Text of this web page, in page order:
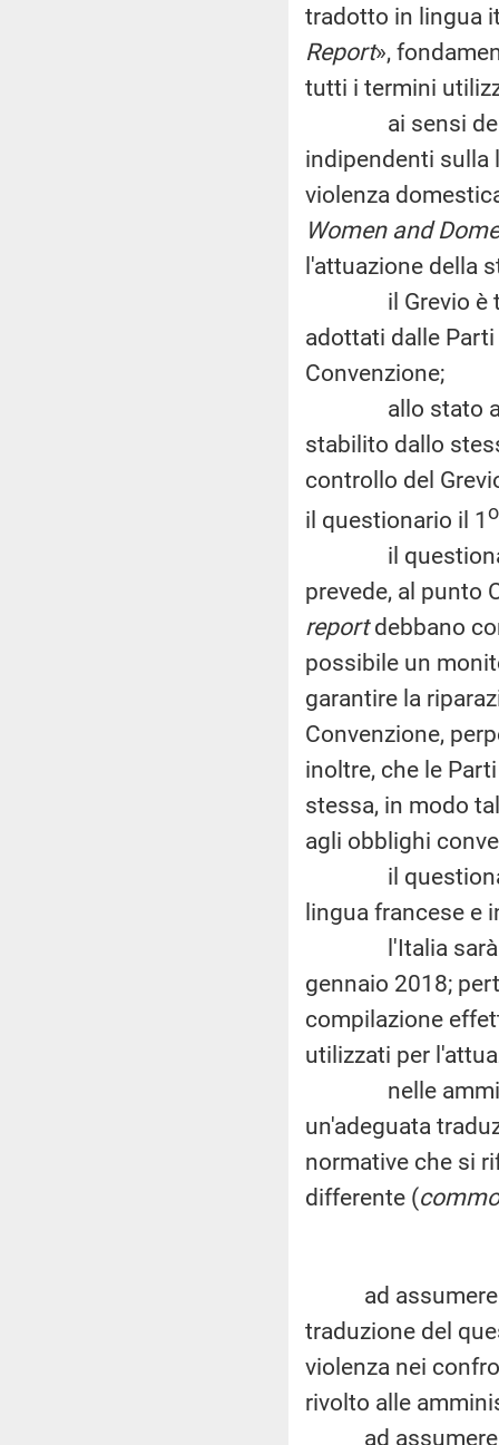
tradotto in lingua
Report»,
tutti i termini
ai sensi della
indipendenti sulla
violenza
Women and
l'attuazione della
il Grevio è
adottati dalle
Convenzione;
allo stato
stabilito dallo
controllo del
il questionario il 1o
il questionario
prevede, al punto
reportdebbano
possibile un
garantire la
Convenzione,
inoltre, che le
stessa, in modo
agli obblighi
il questionario
lingua francese e
l'Italia sarà
gennaio 2018;
compilazione
utilizzati per
nelle
un'adeguata
normative che si
differente (
ad assumere
traduzione del
violenza nei
rivolto alle
ad assumere